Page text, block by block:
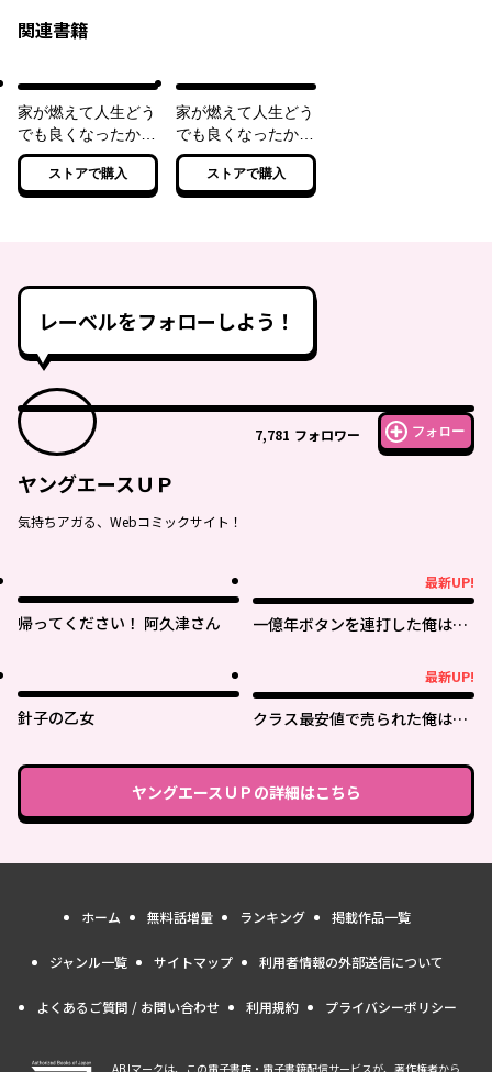
関連書籍
家が燃えて人生どう
でも良くなったか
ら、残ったなけなし
の金でダークエルフ
の奴隷を買った。
ストアで購入
家が燃えて人生どう
でも良くなったか
ら、残ったなけなし
の金でダークエルフ
の奴隷を買った。
ストアで購入
レーベルをフォローしよう！
7,781 フォロワー フォロー
ヤングエースＵＰ
気持ちアガる、Webコミックサイト！
帰ってください！ 阿久津さん
最新UP!
一億年ボタンを連打した俺は、
針子の乙女
最新UP!
クラス最安値で売られた俺は、
ヤングエースＵＰ の詳細はこちら
ホーム 無料話増量 ランキング 掲載作品一覧
ジャンル一覧 サイトマップ 利用者情報の外部送信について
よくあるご質問 / お問い合わせ 利用規約 プライバシーポリシー
ABJマークは、この電子書店・電子書籍配信サービスが、著作権者から